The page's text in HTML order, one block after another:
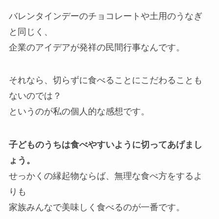
バレンタインデーのチョコレートや土用のうなぎ
と同じく、
企業のアイデアが発祥の民間行事なんです。
それなら、切らずに食べることにこだわることも
ないのでは？
というのが私の個人的な感想です。
子どものうちは食べやすいように切ってあげまし
ょう。
せっかくの縁起物ならば、無理な食べ方をするよ
りも
家族みんなで美味しく食べるのが一番です。